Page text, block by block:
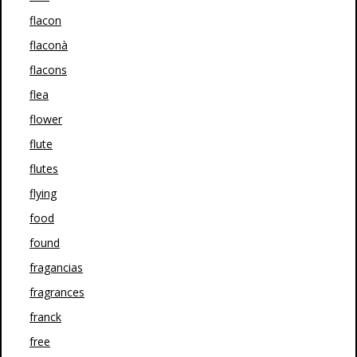
flacon
flaconà
flacons
flea
flower
flute
flutes
flying
food
found
fragancias
fragrances
franck
free